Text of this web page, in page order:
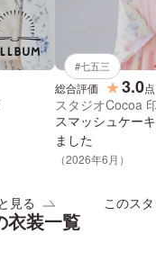
見る
#七五三
総合評価 ★3.0点
スタジオCocoa
スマッシュケー
ました
（2026年6月）
このス
衣装一覧